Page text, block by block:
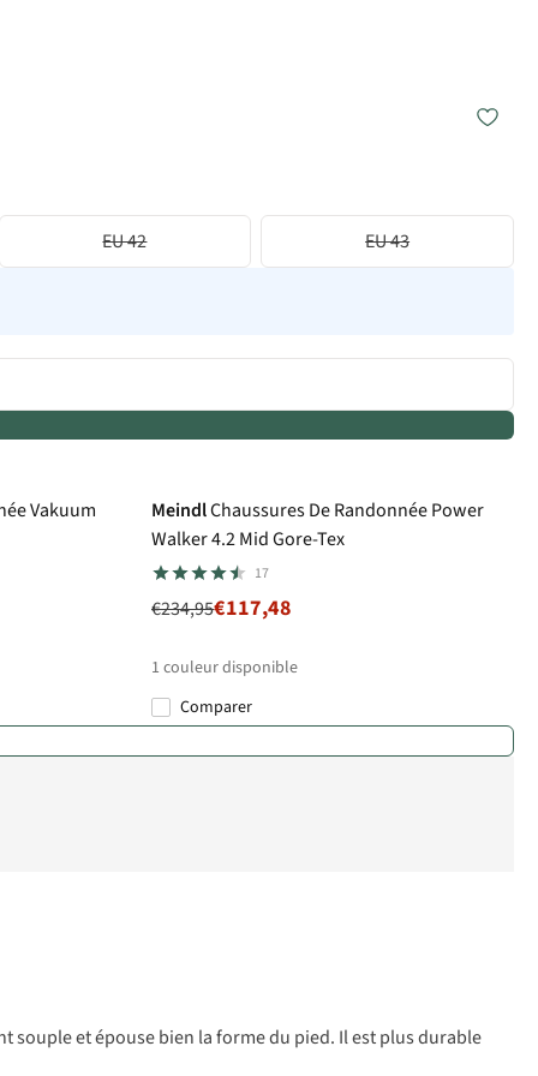
EU 42 EU 43
Vakuum MeindlChaussures De Randonnée Power
Walker 4.2 Mid Gore-Tex
17
€234,95€117,48
1 couleur disponible
Comparer
souple et épouse bien la forme du pied. Il est plus durable